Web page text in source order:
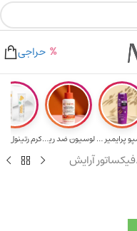
۲٪ تخفیف روی سبد خرید برای روش کارت به کارت
حراجی
شامپو پرایمیر پ... لوسیون ضد ریزش ...
فیکساتور آرایش